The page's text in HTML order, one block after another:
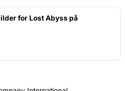
for Lost Abyss på